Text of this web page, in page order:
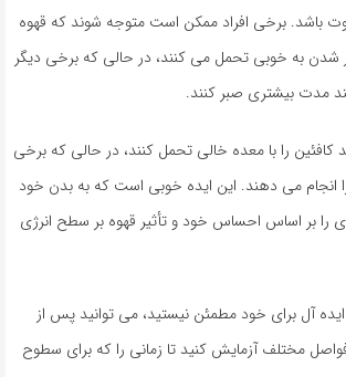
باشد. برخی افراد ممکن است متوجه شوند که قهوه
شدن به خوبی تحمل می کنند، در حالی که برخی دیگر
مدت بیشتری صبر کنند.
کافئین را با معده خالی تحمل کنند، در حالی که برخی
انجام می دهند. این ایده خوبی است که به بدن خود
را بر اساس احساس خود و تأثیر قهوه بر سطح انرژی
آل برای خود مطمئن نیستید، می توانید پس از
مختلف آزمایش کنید تا زمانی را که برای سطوح